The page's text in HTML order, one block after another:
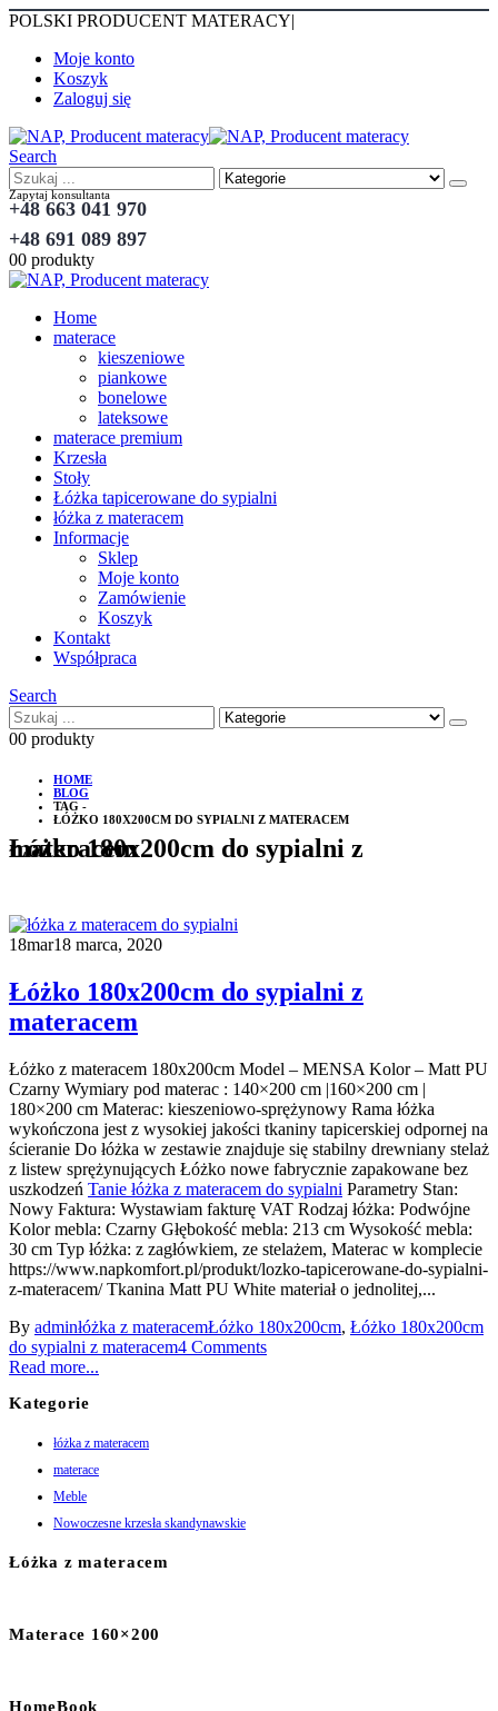
POLSKI PRODUCENT MATERACY|
Moje konto
Koszyk
Zaloguj się
Search
Zapytaj konsultanta
+48 663 041 970
+48 691 089 897
00 produkty
Home
materace
kieszeniowe
piankowe
bonelowe
lateksowe
materace premium
Krzesła
Stoły
Łóżka tapicerowane do sypialni
łóżka z materacem
Informacje
Sklep
Moje konto
Zamówienie
Koszyk
Kontakt
Współpraca
Search
00 produkty
HOME
BLOG
TAG -
ŁÓŻKO 180X200CM DO SYPIALNI Z MATERACEM
Łóżko 180x200cm do sypialni z materacem
18mar18 marca, 2020
Łóżko 180x200cm do sypialni z
materacem
Łóżko z materacem 180x200cm Model – MENSA Kolor – Matt PU
Czarny Wymiary pod materac : 140×200 cm |160×200 cm |
180×200 cm Materac: kieszeniowo-sprężynowy Rama łóżka
wykończona jest z wysokiej jakości tkaniny tapicerskiej odpornej na
ścieranie Do łóżka w zestawie znajduje się stabilny drewniany stelaż
z listew sprężynujących Łóżko nowe fabrycznie zapakowane bez
uszkodzeń Tanie łóżka z materacem do sypialni Parametry Stan:
Nowy Faktura: Wystawiam fakturę VAT Rodzaj łóżka: Podwójne
Kolor mebla: Czarny Głębokość mebla: 213 cm Wysokość mebla:
30 cm Typ łóżka: z zagłówkiem, ze stelażem, Materac w komplecie
https://www.napkomfort.pl/produkt/lozko-tapicerowane-do-sypialni-
z-materacem/ Tkanina Matt PU White materiał o jednolitej,...
By adminłóżka z materacemŁóżko 180x200cm, Łóżko 180x200cm
do sypialni z materacem4 Comments
Read more...
Kategorie
łóżka z materacem
materace
Meble
Nowoczesne krzesła skandynawskie
Łóżka z materacem
Materace 160×200
HomeBook